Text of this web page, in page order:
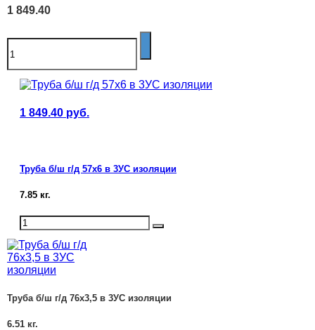
1 849.40
1 849.40 руб.
Труба б/ш г/д 57х6 в 3УС изоляции
7.85 кг.
Труба б/ш г/д 76х3,5 в 3УС изоляции
6.51 кг.